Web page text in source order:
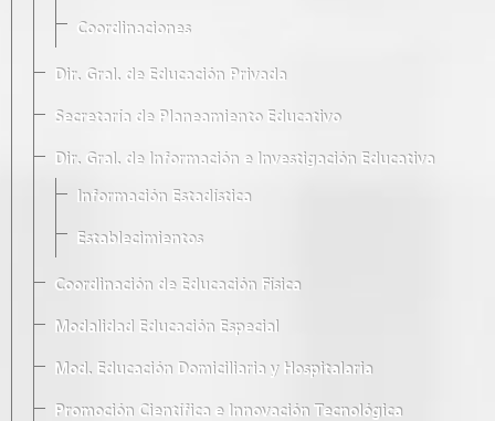
Coordinaciones
Dir. Gral. de Educación Privada
Secretaría de Planeamiento Educativo
Dir. Gral. de Información e Investigación Educativa
Información Estadística
Establecimientos
Coordinación de Educación Física
Modalidad Educación Especial
Mod. Educación Domiciliaria y Hospitalaria
Promoción Científica e Innovación Tecnológica